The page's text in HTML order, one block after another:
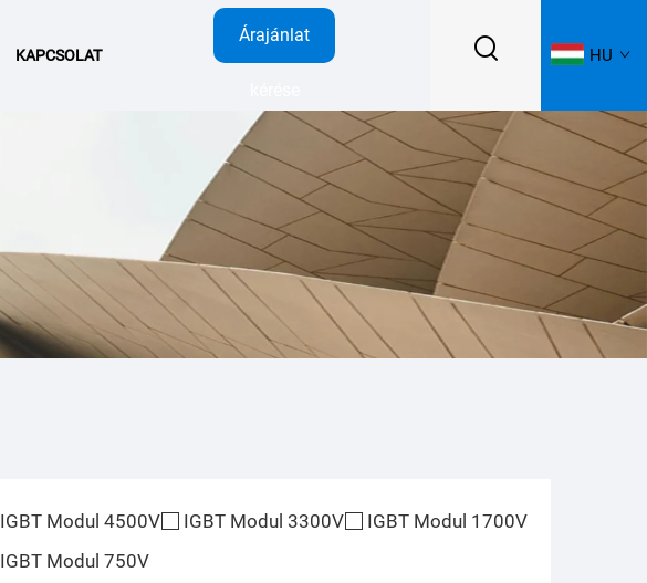
KAPCSOLAT
Árajánlat
HU
IGBT Modul 4500V IGBT Modul 3300V
IGBT Modul 1700V
IGBT Modul 750V